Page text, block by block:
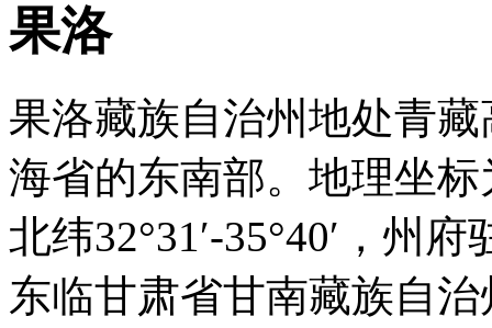
果洛
果洛藏族自治州地处青
海省的东南部。地理坐标
北纬32°31′-35°40′，州
东临甘肃省甘南藏族自